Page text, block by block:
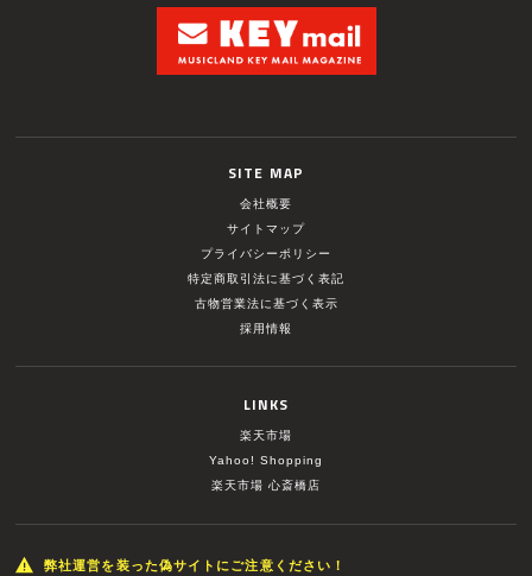
SITE MAP
会社概要
サイトマップ
プライバシーポリシー
特定商取引法に基づく表記
古物営業法に基づく表示
採用情報
LINKS
楽天市場
Yahoo! Shopping
楽天市場 心斎橋店
弊社運営を装った偽サイトにご注意ください！